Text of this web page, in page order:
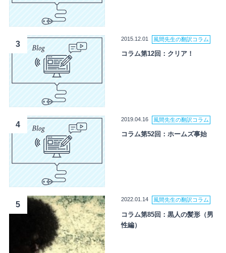
3
2015.12.01 風間先生の翻訳コラム
コラム第12回：クリア！
4
2019.04.16 風間先生の翻訳コラム
コラム第52回：ホームズ事始
5
2022.01.14 風間先生の翻訳コラム
コラム第85回：黒人の髪形（男
性編）